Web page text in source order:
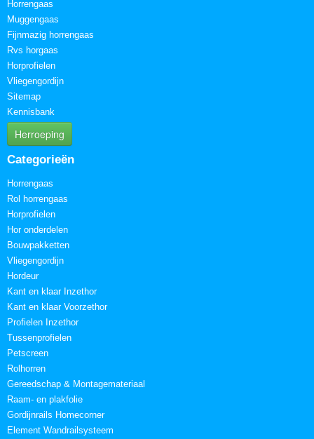
Horrengaas
Muggengaas
Fijnmazig horrengaas
Rvs horgaas
Horprofielen
Vliegengordijn
Sitemap
Kennisbank
Herroeping
Categorieën
Horrengaas
Rol horrengaas
Horprofielen
Hor onderdelen
Bouwpakketten
Vliegengordijn
Hordeur
Kant en klaar Inzethor
Kant en klaar Voorzethor
Profielen Inzethor
Tussenprofielen
Petscreen
Rolhorren
Gereedschap & Montagemateriaal
Raam- en plakfolie
Gordijnrails Homecorner
Element Wandrailsysteem